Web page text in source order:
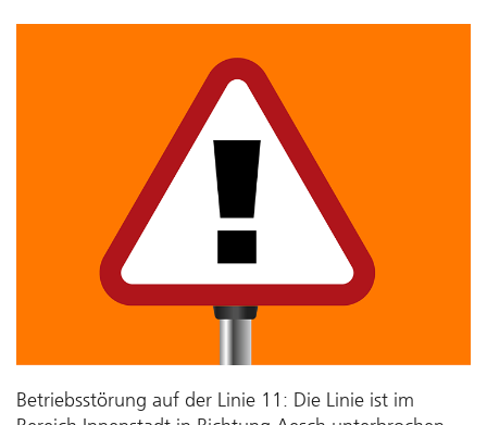
Betriebsstörung auf der Linie 11: Die Linie ist im